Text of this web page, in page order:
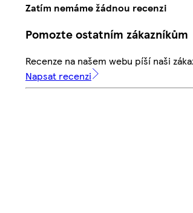
Zatím nemáme žádnou recenzi
Pomozte ostatním zákazníkům
Recenze na našem webu píší naši
Napsat recenzi